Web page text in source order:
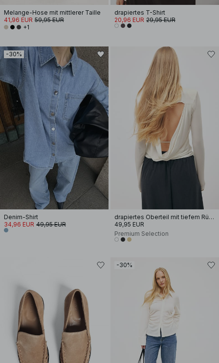
Melange-Hose mit mittlerer Taille
41,96 EUR 59,95 EUR
+1
drapiertes T-Shirt
20,96 EUR 29,95 EUR
-30%
Denim-Shirt
34,96 EUR 49,95 EUR
drapiertes Oberteil mit tiefem Rückenausschnitt
49,95 EUR
Premium Selection
-30%